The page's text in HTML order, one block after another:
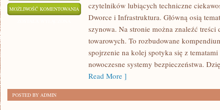
MOŻLIWOŚĆ KOMENTOWANIA AKTUALNOŚCI
WYDARZENIA
czytelników lubiących techniczne
Dworce i Infrastruktura. Główną osią
szynowa. Na stronie można znaleźć treści
towarowych. To rozbudowane
spojrzenie na kolej spotyka się z
nowoczesne systemy bezpieczeństwa.
Read More ]
POSTED BY ADMIN